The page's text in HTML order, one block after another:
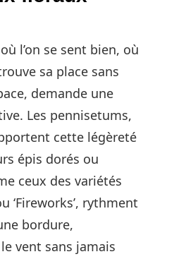
l’on se sent bien, où
sa place sans
demande une
Les pennisetums,
cette légèreté
épis dorés ou
ceux des variétés
‘Fireworks’, rythment
bordure,
vent sans jamais